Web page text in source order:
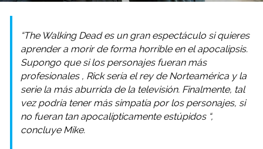
“The Walking Dead es un gran espectáculo si quieres
aprender a morir de forma horrible en el apocalipsis.
Supongo que si los personajes fueran más
profesionales , Rick sería el rey de Norteamérica y la
serie la más aburrida de la televisión. Finalmente, tal
vez podría tener más simpatía por los personajes, si
no fueran tan apocalípticamente estúpidos “,
concluye Mike.